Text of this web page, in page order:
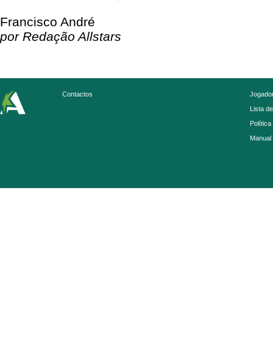
Francisco André
por Redação Allstars
Contactos
Lista
Política